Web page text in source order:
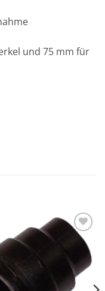
und 75 mm für
Zu den
Favoriten
hinzufügen